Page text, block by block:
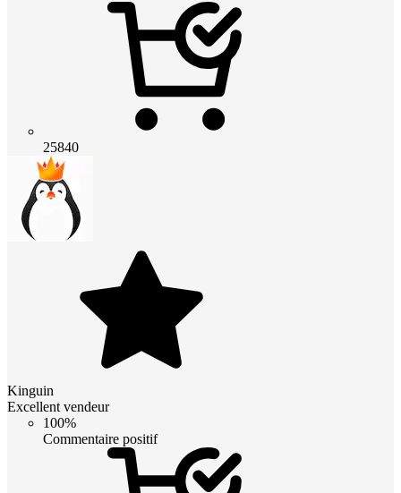
25840
Kinguin
Excellent vendeur
100%
Commentaire positif